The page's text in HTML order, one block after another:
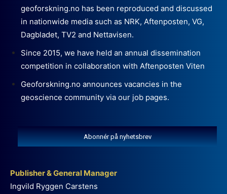
geoforskning.no has been reproduced and discussed
in nationwide media such as NRK, Aftenposten, VG,
Dagbladet, TV2 and Nettavisen.
Since 2015, we have held an annual dissemination
competition in collaboration with Aftenposten Viten
Geoforskning.no announces vacancies in the
geoscience community via our job pages.
Abonnér på nyhetsbrev
Publisher & General Manager
Ingvild Ryggen Carstens